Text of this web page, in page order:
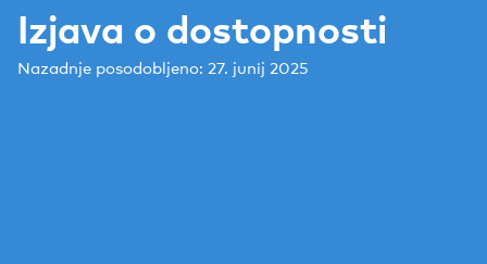
Izjava o dostopnosti
Nazadnje posodobljeno: 27. junij 2025